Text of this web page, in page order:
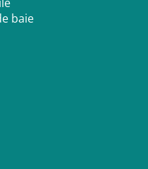
de garantie legala de
de disponibilitatea
Pentru accesoriile
termenul de
comenzii, este
compatibilitatii si a
baie